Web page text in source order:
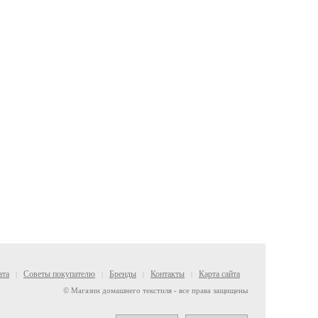
Советы покупателю Бренды Контакты Карта сайта
© Магазин домашнего текстиля - все права защищены